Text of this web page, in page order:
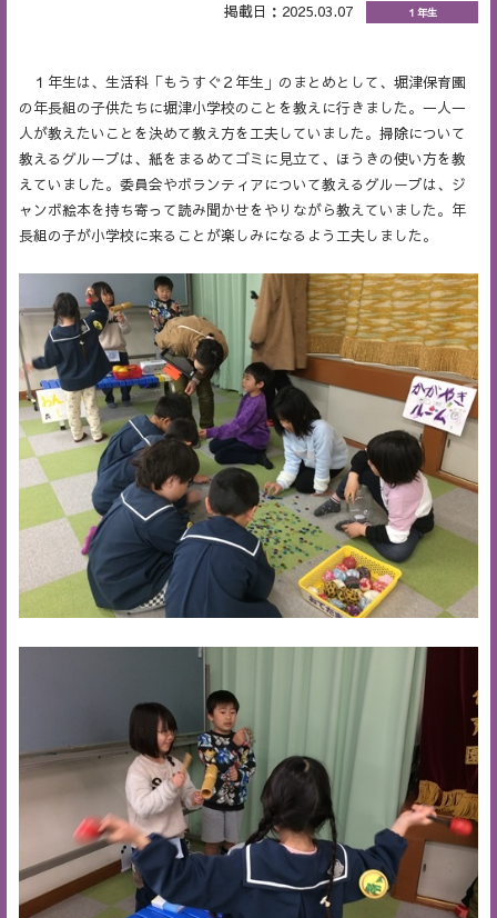
掲載日：2025.03.07 １年生
１年生は、生活科「もうすぐ２年生」のまとめとして、堀津保育園
の年長組の子供たちに堀津小学校のことを教えに行きました。一人一
人が教えたいことを決めて教え方を工夫していました。掃除について
教えるグループは、紙をまるめてゴミに見立て、ほうきの使い方を教
えていました。委員会やボランティアについて教えるグループは、ジ
ャンボ絵本を持ち寄って読み聞かせをやりながら教えていました。年
長組の子が小学校に来ることが楽しみになるよう工夫しました。